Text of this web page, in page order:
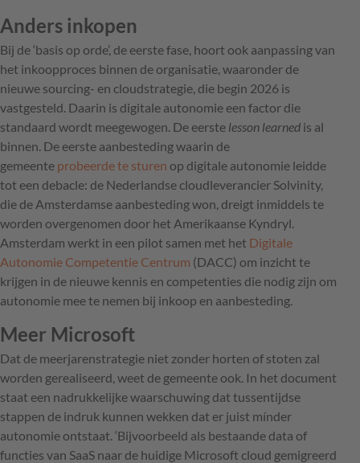
Anders inkopen
Bij de ‘basis op orde’, de eerste fase, hoort ook aanpassing van
het inkoopproces binnen de organisatie, waaronder de
nieuwe sourcing- en cloudstrategie, die begin 2026 is
vastgesteld. Daarin is digitale autonomie een factor die
standaard wordt meegewogen. De eerste lesson learned is al
binnen. De eerste aanbesteding waarin de
gemeente probeerde te sturen op digitale autonomie leidde
tot een debacle: de Nederlandse cloudleverancier Solvinity,
die de Amsterdamse aanbesteding won, dreigt inmiddels te
worden overgenomen door het Amerikaanse Kyndryl.
Amsterdam werkt in een pilot samen met het Digitale
Autonomie Competentie Centrum (DACC) om inzicht te
krijgen in de nieuwe kennis en competenties die nodig zijn om
autonomie mee te nemen bij inkoop en aanbesteding.
Meer Microsoft
Dat de meerjarenstrategie niet zonder horten of stoten zal
worden gerealiseerd, weet de gemeente ook. In het document
staat een nadrukkelijke waarschuwing dat tussentijdse
stappen de indruk kunnen wekken dat er juist mínder
autonomie ontstaat. ‘Bijvoorbeeld als bestaande data of
functies van SaaS naar de huidige Microsoft cloud gemigreerd